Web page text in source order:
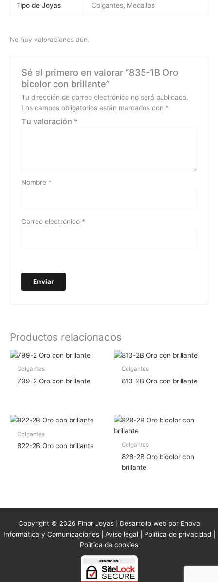
Tipo de Joyas Colgantes, Medallas
No hay valoraciones aún.
Sé el primero en valorar “835-1B Oro
bicolor con brillante”
Tu dirección de correo electrónico no será publicada.
Los campos obligatorios están marcados con *
Tu valoración *
Nombre *
Correo electrónico *
Productos relacionados
Colgantes
799-2 Oro con brillante
Colgantes
813-2B Oro con brillante
Colgantes
822-2B Oro con brillante Colgantes
828-2B Oro bicolor con
brillante
Copyright © 2026 Finor Joyas | Desarrollo web por Enova
Informática y Comunicaciones | Aviso legal| Política de privacidad|
Política de cookies